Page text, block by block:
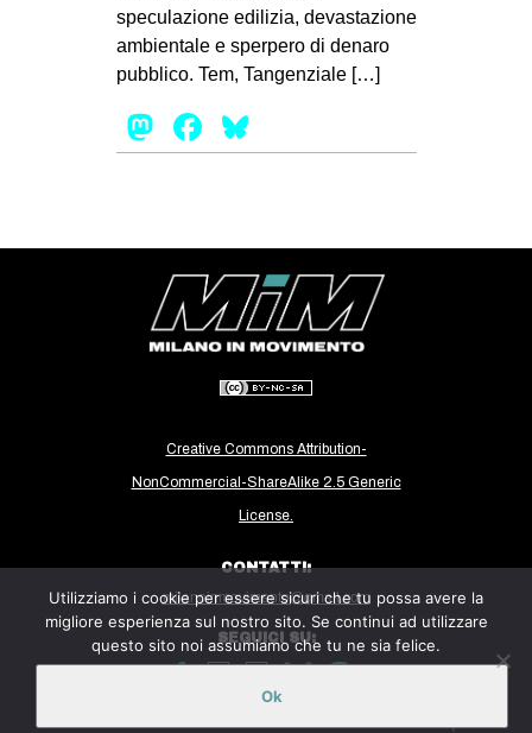
SEARCH
speculazione edilizia, devastazione
ambientale e sperpero di denaro
pubblico. Tem, Tangenziale […]
Mastodon
Facebook
Creative Commons Attribution-
NonCommercial-ShareAlike 2.5 Generic
License.
CONTATTI:
milanoinmovimento@gmail.com
SEGUICI SU:
Utilizziamo i cookie per essere sicuri che tu possa avere la
migliore esperienza sul nostro sito. Se continui ad utilizzare
questo sito noi assumiamo che tu ne sia felice.
Ok